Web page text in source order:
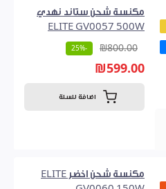
مكنسة شحن ستاند نهدي
ELITE GV0057 500W
₪800.00
-25%
₪599.00
اضافة للسلة
مكنسة شحن اخضر ELITE